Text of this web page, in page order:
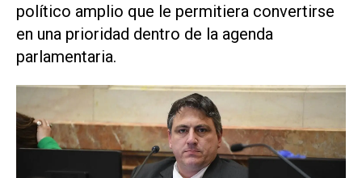
político amplio que le permitiera convertirse
en una prioridad dentro de la agenda
parlamentaria.